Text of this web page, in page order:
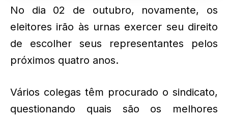
No dia 02 de outubro, novamente, os
eleitores irão às urnas exercer seu direito
de escolher seus representantes pelos
próximos quatro anos.
Vários colegas têm procurado o sindicato,
questionando quais são os melhores